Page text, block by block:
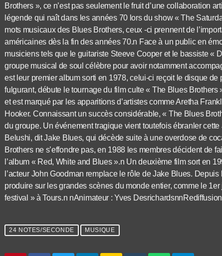
Brothers », ce n’est pas seulement le fruit d’une collaboration
légende qui naît dans les années 70 lors du show « The
mots musicaux des Blues Brothers, ceux -ci prennent de
américaines dès la fin des années 70.n Face à un public en
musiciens tels que le guitariste Steeve Cooper et le bassiste «
groupe musical de soul célèbre pour avoir notamment
est leur premier album sorti en 1978, celui-ci reçoit le disque
fulgurant, débute le tournage du film culte « The Blues
et est marqué par les apparitions d’artistes comme Aretha
Hooker. Connaissant un succès considérable, « The Blues
du groupe. Un événement tragique vient toutefois ébranler
Belushi, dit Jake Blues, qui décède suite à une overdose de
Brothers ne s’effondre pas, en 1988 les membres décident de
l’album « Red, White and Blues ».n Un deuxième film sort en
l’acteur John Goodman remplace le rôle de Jake Blues.
produire sur les grandes scènes du monde entier, comme le
festival » à Tours.n nAnimateur : Yves
24 NOTES/SECONDE MUSIQUE